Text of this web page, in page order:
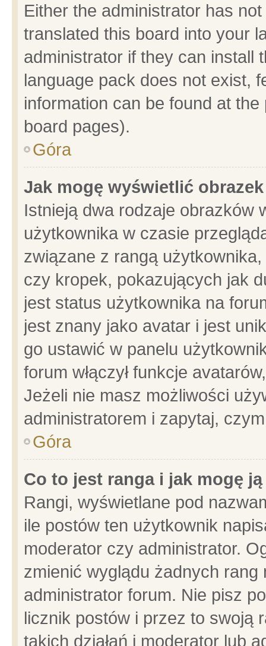
Either the administrator has
translated this board into your
administrator if they can install
language pack does not exist,
information can be found at
board pages).
Góra
Jak mogę wyświetlić
Istnieją dwa rodzaje obrazków
użytkownika w czasie
związane z rangą
czy kropek, pokazujących jak
jest status użytkownika na
jest znany jako avatar i jest
go ustawić w panelu
forum włączył funkcje
Jeżeli nie masz możliwości
administratorem i zapytaj,
Góra
Co to jest ranga i jak mogę
Rangi, wyświetlane pod
ile postów ten użytkownik
moderator czy administrator.
zmienić wyglądu żadnych
administrator forum. Nie pisz
licznik postów i przez to swoją
takich działań i moderator lub